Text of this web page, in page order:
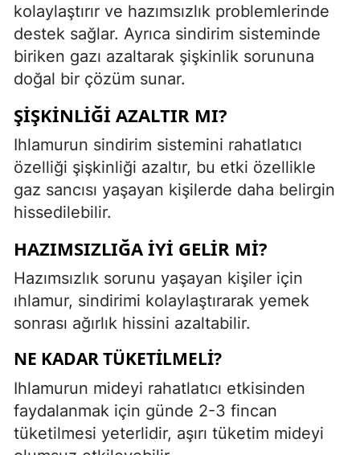
kolaylaştırır ve hazımsızlık problemlerinde
destek sağlar. Ayrıca sindirim sisteminde
biriken gazı azaltarak şişkinlik sorununa
doğal bir çözüm sunar.
ŞIŞKINLIĞI AZALTIR MI?
Ihlamurun sindirim sistemini rahatlatıcı
özelliği şişkinliği azaltır, bu etki özellikle
gaz sancısı yaşayan kişilerde daha belirgin
hissedilebilir.
HAZIMSIZLIĞA İYI GELIR MI?
Hazımsızlık sorunu yaşayan kişiler için
ıhlamur, sindirimi kolaylaştırarak yemek
sonrası ağırlık hissini azaltabilir.
NE KADAR TÜKETILMELI?
Ihlamurun mideyi rahatlatıcı etkisinden
faydalanmak için günde 2-3 fincan
tüketilmesi yeterlidir, aşırı tüketim mideyi